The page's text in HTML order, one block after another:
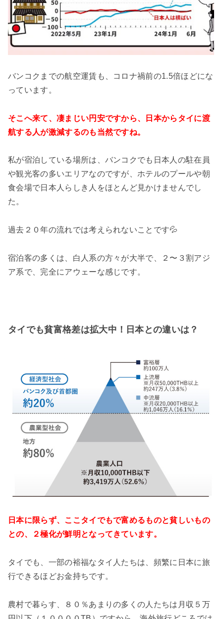
バンコクまでの航空運賃も、コロナ禍前の1.5倍ほどにな
っています。
そこへ来て、凄まじい円安ですから、日本からタイに渡
航する人が激減するのも当然ですね。
私が宿泊している場所は、バンコクでも日本人の駐在員
や観光客の多いエリアなのですが、ホテルのプールや朝
食会場で日本人らしき人をほとんど見かけませんでし
た。
過去２０年の流れでは考えられないことです💦
宿泊客の多くは、白人系の方々が大半で、２〜３割アジ
ア系で、完全にアウェーな感じです。
タイでも貧富格差は拡大中！日本との違いは？
日本に限らず、ここタイでもで富めるものと貧しいもの
との、２極化が鮮明となってきています。
タイでも、一部の裕福なタイ人たちは、頻繁に日本に旅
行できるほどお金持ちです。
農村で暮らす、８０％あまりの多くの人たちは月収５万